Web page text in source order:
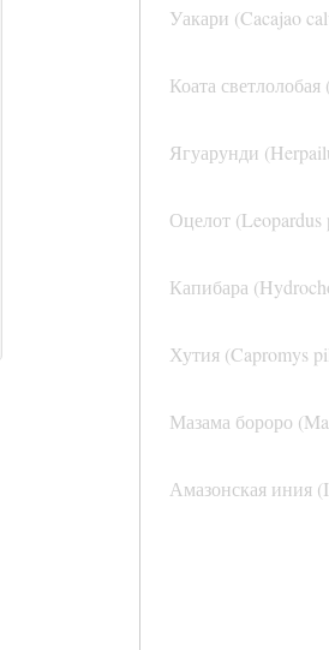
Уакари (Cacajao
Коата
Ягуарунди
Оцелот (Leopardus
Капибара
Хутия (Capromys
Мазама бороро
Амазонская иния